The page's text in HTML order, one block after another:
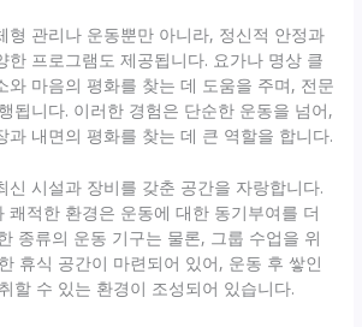
형 관리나 운동뿐만 아니라, 정신적 안정과
한 프로그램도 제공됩니다. 요가나 명상 클
와 마음의 평화를 찾는 데 도움을 주며, 전문
됩니다. 이러한 경험은 단순한 운동을 넘어,
과 내면의 평화를 찾는 데 큰 역할을 합니다.
신 시설과 장비를 갖춘 공간을 자랑합니다.
쾌적한 환경은 운동에 대한 동기부여를 더
종류의 운동 기구는 물론, 그룹 수업을 위
휴식 공간이 마련되어 있어, 운동 후 쌓인
할 수 있는 환경이 조성되어 있습니다.